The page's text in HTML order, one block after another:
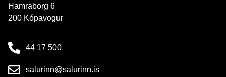
Hamraborg 6
200 Kópavogur
44 17 500
salurinn@salurinn.is